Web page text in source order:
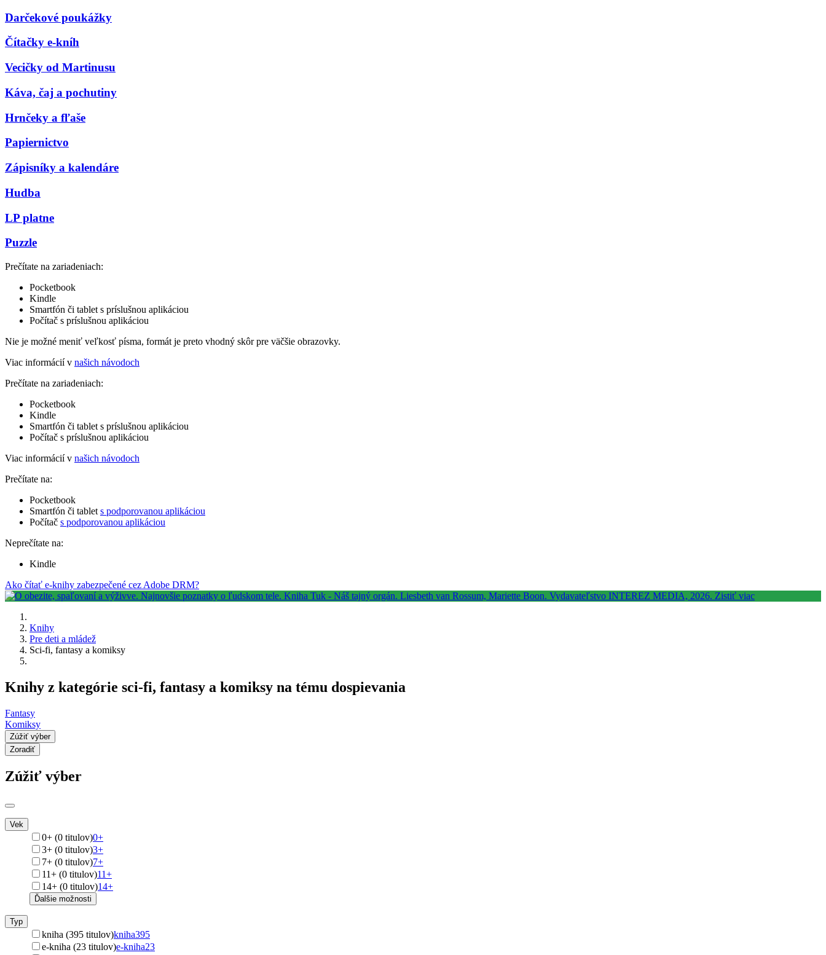
Darčekové poukážky
Čítačky e-kníh
Vecičky od Martinusu
Káva, čaj a pochutiny
Hrnčeky a fľaše
Papiernictvo
Zápisníky a kalendáre
Hudba
LP platne
Puzzle
Prečítate na zariadeniach:
Pocketbook
Kindle
Smartfón či tablet s príslušnou aplikáciou
Počítač s príslušnou aplikáciou
Nie je možné meniť veľkosť písma, formát je preto vhodný skôr pre väčšie obrazovky.
Viac informácií v našich návodoch
Prečítate na zariadeniach:
Pocketbook
Kindle
Smartfón či tablet s príslušnou aplikáciou
Počítač s príslušnou aplikáciou
Viac informácií v našich návodoch
Prečítate na:
Pocketbook
Smartfón či tablet s podporovanou aplikáciou
Počítač s podporovanou aplikáciou
Neprečítate na:
Kindle
Ako čítať e-knihy zabezpečené cez Adobe DRM?
Knihy
Pre deti a mládež
Sci-fi, fantasy a komiksy
Knihy z kategórie sci-fi, fantasy a komiksy na tému dospievania
Fantasy
Komiksy
Zúžiť výber
Zoradiť
Zúžiť výber
Vek
0+ (0 titulov)0+
3+ (0 titulov)3+
7+ (0 titulov)7+
11+ (0 titulov)11+
14+ (0 titulov)14+
Ďalšie možnosti
Typ
kniha (395 titulov)kniha395
e-kniha (23 titulov)e-kniha23